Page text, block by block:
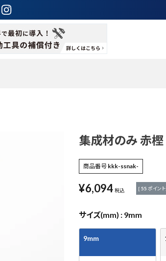
集成材のみ 赤
商品番号 kkk-ssnak-
¥6,094 税込 [ 55 ポイン
サイズ(mm) 9mm
9mm